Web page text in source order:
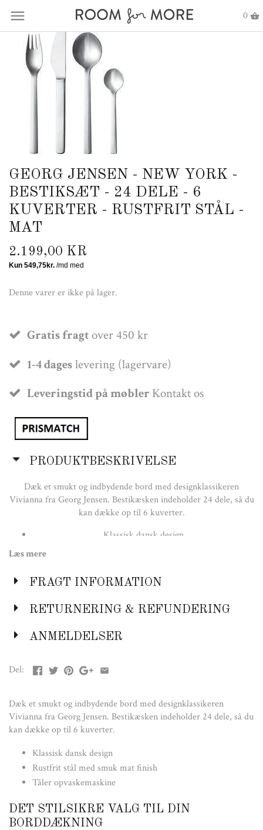
0
GEORG JENSEN - NEW YORK -
BESTIKSÆT - 24 DELE - 6
KUVERTER - RUSTFRIT STÅL -
MAT
2.199,00 KR
Denne varer er ikke på lager.
Gratis fragtover 450 kr
1-4 dageslevering (lagervare)
Leveringstid på møbler Kontakt os
PRODUKTBESKRIVELSE
Dæk et smukt og indbydende bord med designklassikeren
Vivianna fra Georg Jensen. Bestikæsken indeholder 24 dele, så du
kan dække op til 6 kuverter.
Klassisk dansk design
DET STILSIKRE VALG TIL DIN
fordi knivene, gaflerne og skeernes underspillede elegance
Bestikket er udført i rustfrit stål med en silkeblød mat finish. Alt
Specifikationer
Antal i kassen: 24
Farve: Mat stål
Læs mere
FRAGT INFORMATION
RETURNERING & REFUNDERING
ANMELDELSER
Del:
Dæk et smukt og indbydende bord med designklassikeren
Vivianna fra Georg Jensen. Bestikæsken indeholder 24 dele, så du
kan dække op til 6 kuverter.
Klassisk dansk design
Rustfrit stål med smuk mat finish
Tåler opvaskemaskine
DET STILSIKRE VALG TIL DIN
BORDDÆKNING